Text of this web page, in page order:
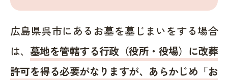
広島県呉市にあるお墓を墓じまいをする場合
は、 墓地を管轄する行政（役所・役場）に改葬
許可を得る必要がなりますが、あらかじめ「お